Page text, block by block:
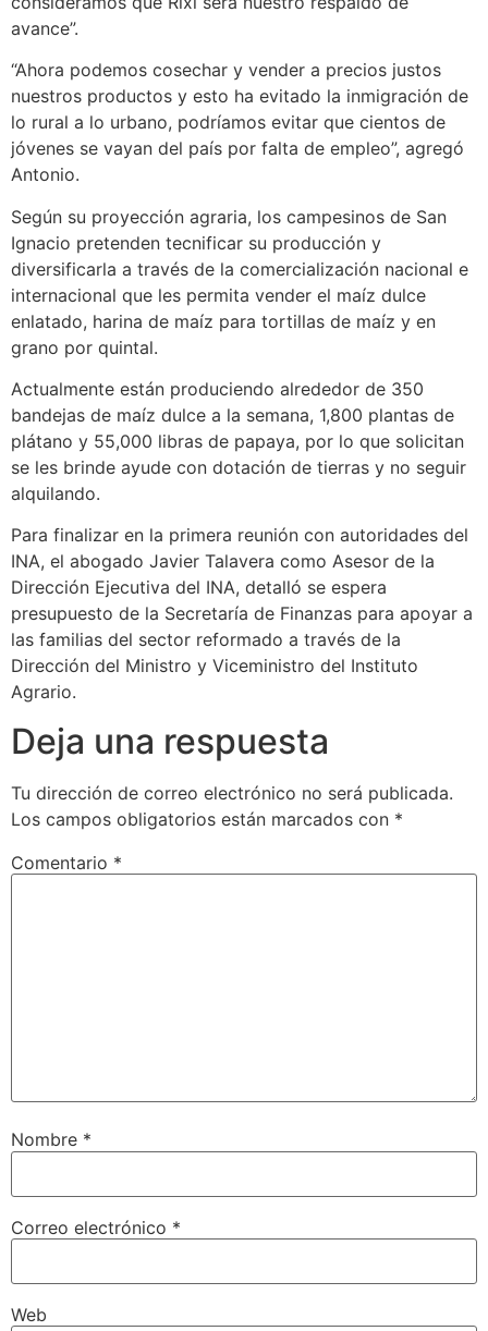
avance”.
“Ahora podemos cosechar y vender a precios justos
nuestros productos y esto ha evitado la inmigración de
lo rural a lo urbano, podríamos evitar que cientos de
jóvenes se vayan del país por falta de empleo”, agregó
Antonio.
Según su proyección agraria, los campesinos de San
Ignacio pretenden tecnificar su producción y
diversificarla a través de la comercialización nacional e
internacional que les permita vender el maíz dulce
enlatado, harina de maíz para tortillas de maíz y en
grano por quintal.
Actualmente están produciendo alrededor de 350
bandejas de maíz dulce a la semana, 1,800 plantas de
plátano y 55,000 libras de papaya, por lo que solicitan
se les brinde ayude con dotación de tierras y no seguir
alquilando.
Para finalizar en la primera reunión con autoridades del
INA, el abogado Javier Talavera como Asesor de la
Dirección Ejecutiva del INA, detalló se espera
presupuesto de la Secretaría de Finanzas para apoyar a
las familias del sector reformado a través de la
Dirección del Ministro y Viceministro del Instituto
Agrario.
Deja una respuesta
Tu dirección de correo electrónico no será publicada.
Los campos obligatorios están marcados con *
Comentario *
Nombre *
Correo electrónico *
Web